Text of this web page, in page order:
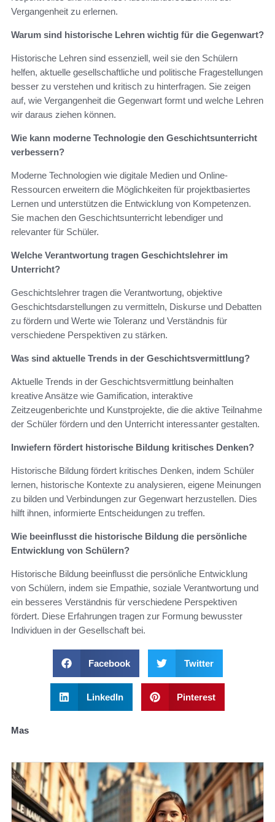
Vergangenheit zu erlernen.
Warum sind historische Lehren wichtig für die Gegenwart?
Historische Lehren sind essenziell, weil sie den Schülern
helfen, aktuelle gesellschaftliche und politische Fragestellungen
besser zu verstehen und kritisch zu hinterfragen. Sie zeigen
auf, wie Vergangenheit die Gegenwart formt und welche Lehren
wir daraus ziehen können.
Wie kann moderne Technologie den Geschichtsunterricht
verbessern?
Moderne Technologien wie digitale Medien und Online-
Ressourcen erweitern die Möglichkeiten für projektbasiertes
Lernen und unterstützen die Entwicklung von Kompetenzen.
Sie machen den Geschichtsunterricht lebendiger und
relevanter für Schüler.
Welche Verantwortung tragen Geschichtslehrer im
Unterricht?
Geschichtslehrer tragen die Verantwortung, objektive
Geschichtsdarstellungen zu vermitteln, Diskurse und Debatten
zu fördern und Werte wie Toleranz und Verständnis für
verschiedene Perspektiven zu stärken.
Was sind aktuelle Trends in der Geschichtsvermittlung?
Aktuelle Trends in der Geschichtsvermittlung beinhalten
kreative Ansätze wie Gamification, interaktive
Zeitzeugenberichte und Kunstprojekte, die die aktive Teilnahme
der Schüler fördern und den Unterricht interessanter gestalten.
Inwiefern fördert historische Bildung kritisches Denken?
Historische Bildung fördert kritisches Denken, indem Schüler
lernen, historische Kontexte zu analysieren, eigene Meinungen
zu bilden und Verbindungen zur Gegenwart herzustellen. Dies
hilft ihnen, informierte Entscheidungen zu treffen.
Wie beeinflusst die historische Bildung die persönliche
Entwicklung von Schülern?
Historische Bildung beeinflusst die persönliche Entwicklung
von Schülern, indem sie Empathie, soziale Verantwortung und
ein besseres Verständnis für verschiedene Perspektiven
fördert. Diese Erfahrungen tragen zur Formung bewusster
Individuen in der Gesellschaft bei.
Facebook Twitter
LinkedIn Pinterest
Mas